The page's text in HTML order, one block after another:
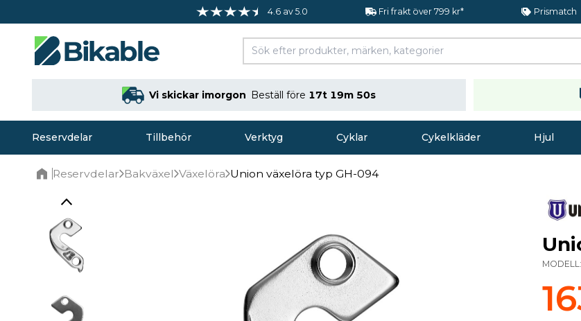
4.6 av 5.0 Fri frakt över 799 kr* Prismatch
Vi skickar imorgon Beställ före 17t 19m 50s
Reservdelar Tillbehör Verktyg Cyklar Cykelkläder Hjul
Reservdelar Bakväxel Växelöra Union växelöra typ GH-094
MODELL: